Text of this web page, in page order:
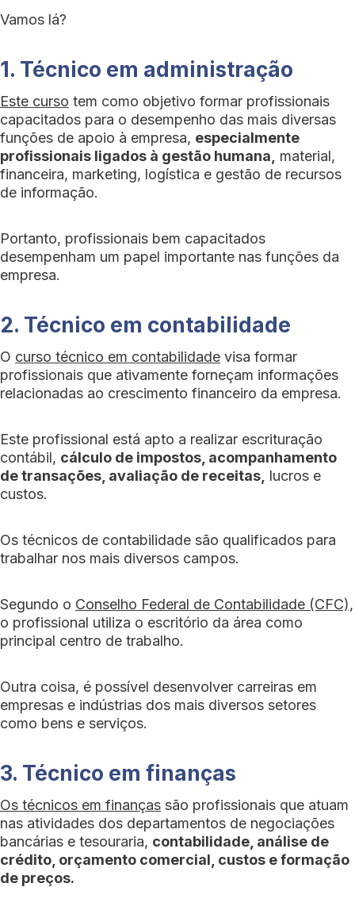
Vamos lá?
1. Técnico em administração
Este curso tem como objetivo formar profissionais
capacitados para o desempenho das mais diversas
funções de apoio à empresa, especialmente
profissionais ligados à gestão humana,
material,
financeira, marketing, logística e gestão de recursos
de informação.
Portanto, profissionais bem capacitados
desempenham um papel importante nas funções da
empresa.
2. Técnico em contabilidade
O curso técnico em contabilidade visa formar
profissionais que ativamente forneçam informações
relacionadas ao crescimento financeiro da empresa.
Este profissional está apto a realizar escrituração
contábil, cálculo de impostos, acompanhamento
de transações, avaliação de receitas, lucros e
custos.
Os técnicos de contabilidade são qualificados para
trabalhar nos mais diversos campos.
Segundo o Conselho Federal de Contabilidade (CFC),
o profissional utiliza o escritório da área como
principal centro de trabalho.
Outra coisa, é possível desenvolver carreiras em
empresas e indústrias dos mais diversos setores
como bens e serviços.
3. Técnico em finanças
Os técnicos em finanças são profissionais que atuam
nas atividades dos departamentos de negociações
bancárias e tesouraria, contabilidade, análise de
crédito, orçamento comercial, custos e formação
de preços.